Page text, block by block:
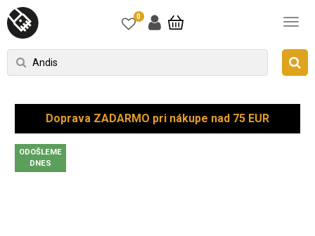
0
Doprava ZADARMO pri nákupe nad 75 EUR
ODOŠLEME
DNES